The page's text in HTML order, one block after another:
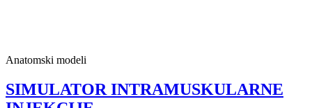
Anatomski modeli
SIMULATOR INTRAMUSKULARNE